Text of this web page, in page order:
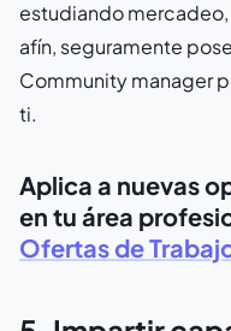
estudiando
afín, seguramente
Community manager
ti.
Aplica a nuevas
en tu área
Ofertas de